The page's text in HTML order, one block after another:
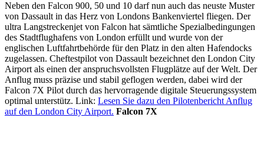
Neben den Falcon 900, 50 und 10 darf nun auch das neuste Muster
von Dassault in das Herz von Londons Bankenviertel fliegen. Der
ultra Langstreckenjet von Falcon hat sämtliche Spezialbedingungen
des Stadtflughafens von London erfüllt und wurde von der
englischen Luftfahrtbehörde für den Platz in den alten Hafendocks
zugelassen. Cheftestpilot von Dassault bezeichnet den London City
Airport als einen der anspruchsvollsten Flugplätze auf der Welt. Der
Anflug muss präzise und stabil geflogen werden, dabei wird der
Falcon 7X Pilot durch das hervorragende digitale Steuerungssystem
optimal unterstütz. Link: Lesen Sie dazu den Pilotenbericht Anflug
auf den London City Airport. Falcon 7X